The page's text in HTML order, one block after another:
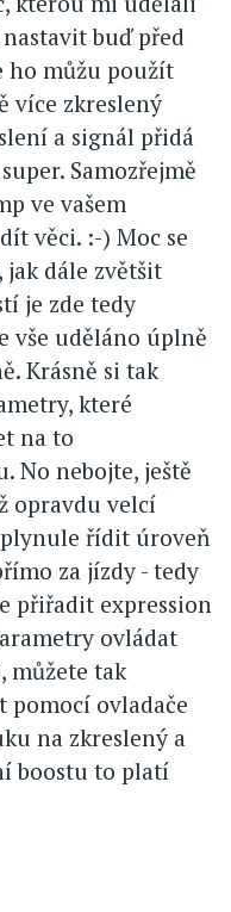
buď před
ho můžu použít
více zkreslený
a signál přidá
Samozřejmě
ve vašem
věci. :-) Moc se
dále zvětšit
je zde tedy
vše uděláno úplně
Krásně si tak
které
na to
No nebojte, ještě
opravdu velcí
řídit úroveň
za jízdy - tedy
přiřadit expression
ovládat
můžete tak
pomocí ovladače
na zkreslený a
boostu to platí